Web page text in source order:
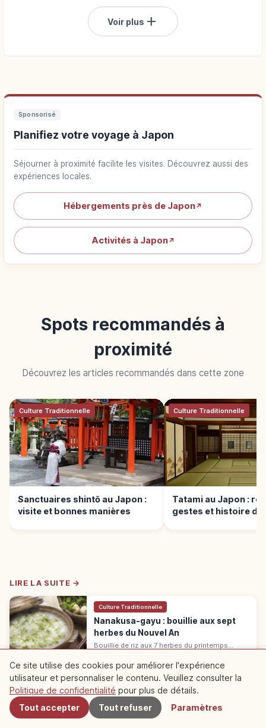
Voir plus add
Sponsorisé
Planifiez votre voyage à Japon
Séjourner à proximité facilite les visites. Découvrez aussi des
expériences locales.
Hébergements près de Japon↗
Activités à Japon↗
Spots recommandés à
proximité
Découvrez les articles recommandés dans cette zone
Culture Traditionnelle
Sanctuaires shintō au Japon :
visite et bonnes manières
Culture Traditionnelle
Tatami au Japon :
gestes et histoire du
LIRE LA SUITE →
Culture Traditionnelle
Nanakusa-gayu : bouillie aux sept
herbes du Nouvel An
Bouillie de riz aux 7 herbes du printemps
nanakusa-gayu suit les repas du Nouvel An.
Origine chinoise et symbolique.
※ Le contenu de l'article est basé sur des informations au moment de la
rédaction et peut différer de la situation actuelle. De plus, nous ne
garantissons pas l'exactitude et l'exhaustivité du contenu publié, merci de
À proximité
Ce site utilise des cookies pour améliorer l'expérience
utilisateur et personnaliser le contenu. Veuillez consulter la
Politique de confidentialité pour plus de détails.
Tout accepter
Tout refuser Paramètres